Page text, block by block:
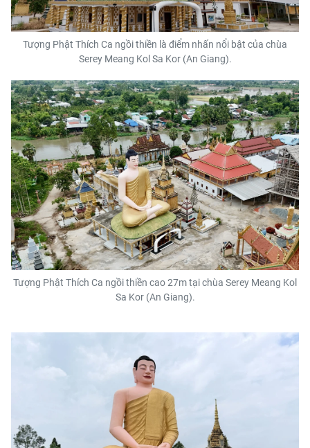
Tượng Phật Thích Ca ngồi thiền là điểm nhấn nổi bật của chùa
Serey Meang Kol Sa Kor (An Giang).
Tượng Phật Thích Ca ngồi thiền cao 27m tại chùa Serey Meang Kol
Sa Kor (An Giang).